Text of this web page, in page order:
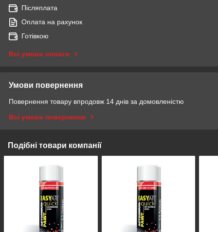
Післяплата
Оплата на рахунок
Готівкою
Всі умови оплати
Умови повернення
Повернення товару впродовж 14 днів за домовленістю
Всі умови повернення
Подібні товари компанії